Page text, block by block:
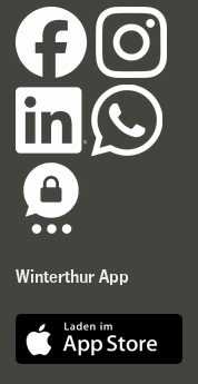
Winterthur App